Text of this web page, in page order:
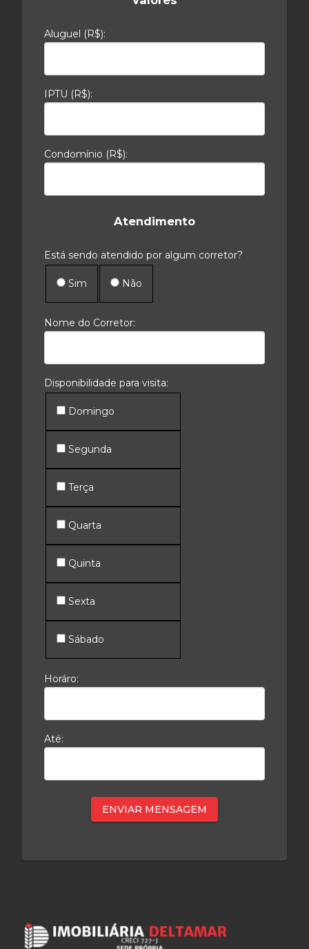
Aluguel (R$):
IPTU (R$):
Condomínio (R$):
Atendimento
Está sendo atendido por algum corretor?
Sim Não
Nome do Corretor:
Disponibilidade para visita:
Domingo
Segunda
Terça
Quarta
Quinta
Sexta
Sábado
Horáro:
Até: